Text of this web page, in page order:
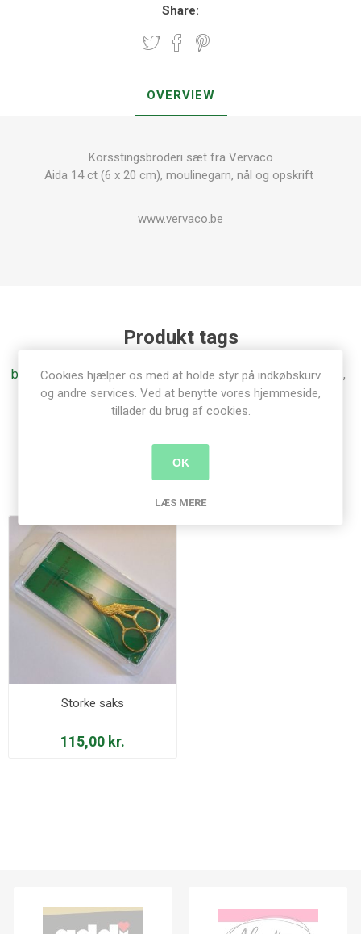
Share:
OVERVIEW
Korsstingsbroderi sæt fra Vervaco
Aida 14 ct (6 x 20 cm), moulinegarn, nål og opskrift
www.vervaco.be
Produkt tags
broderi (83) , fjer (3) vervaco (4), korssting (46) , aida (17)
,
bogmærke (5)
Relaterede produkter
Storke saks
115,00 kr.
Cookies hjælper os med at holde styr på indkøbskurv
og andre services. Ved at benytte vores hjemmeside,
tillader du brug af cookies.
OK
LÆS MERE